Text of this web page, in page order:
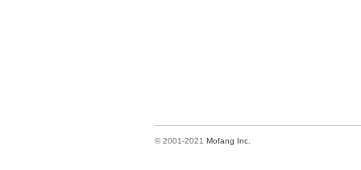
© 2001-2021 Mofang Inc.